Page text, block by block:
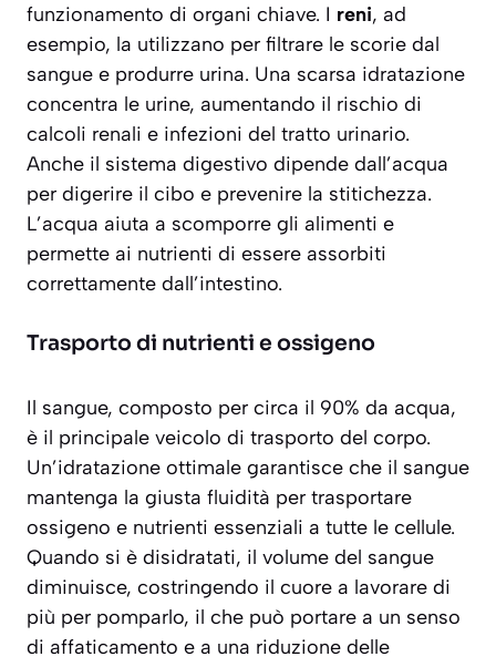
funzionamento di organi chiave. I reni, ad
esempio, la utilizzano per filtrare le scorie dal
sangue e produrre urina. Una scarsa idratazione
concentra le urine, aumentando il rischio di
calcoli renali e infezioni del tratto urinario.
Anche il sistema digestivo dipende dall’acqua
per digerire il cibo e prevenire la stitichezza.
L’acqua aiuta a scomporre gli alimenti e
permette ai nutrienti di essere assorbiti
correttamente dall’intestino.
Trasporto di nutrienti e ossigeno
Il sangue, composto per circa il 90% da acqua,
è il principale veicolo di trasporto del corpo.
Un’idratazione ottimale garantisce che il sangue
mantenga la giusta fluidità per trasportare
ossigeno e nutrienti essenziali a tutte le cellule.
Quando si è disidratati, il volume del sangue
diminuisce, costringendo il cuore a lavorare di
più per pomparlo, il che può portare a un senso
di affaticamento e a una riduzione delle